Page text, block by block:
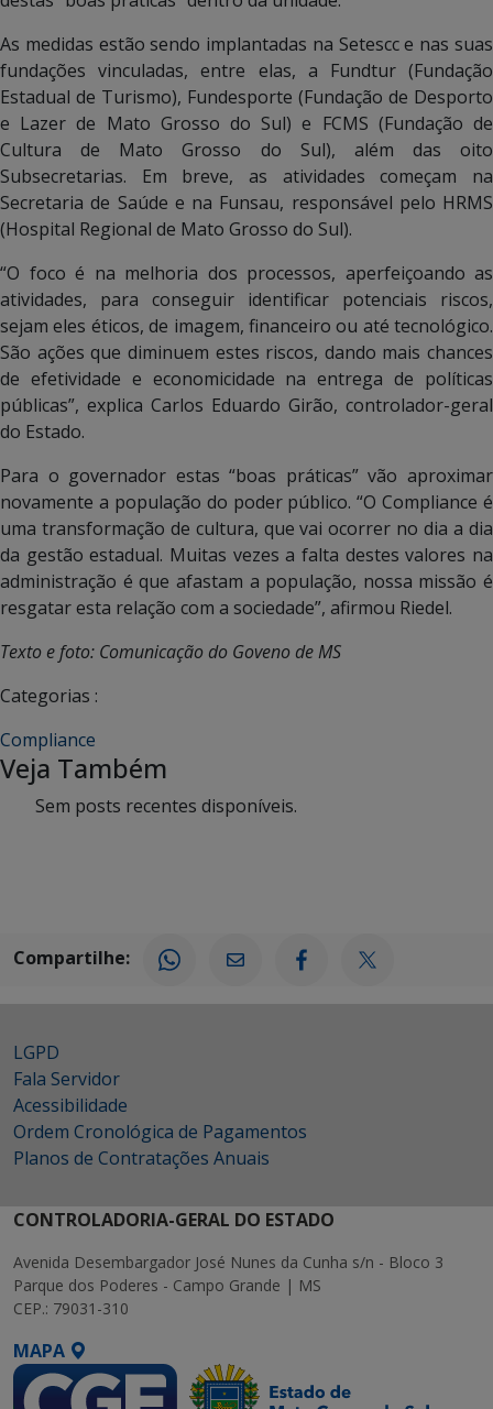
As medidas estão sendo implantadas na Setescc e nas suas
fundações vinculadas, entre elas, a Fundtur (Fundação
Estadual de Turismo), Fundesporte (Fundação de Desporto
e Lazer de Mato Grosso do Sul) e FCMS (Fundação de
Cultura de Mato Grosso do Sul), além das oito
Subsecretarias. Em breve, as atividades começam na
Secretaria de Saúde e na Funsau, responsável pelo HRMS
(Hospital Regional de Mato Grosso do Sul).
“O foco é na melhoria dos processos, aperfeiçoando as
atividades, para conseguir identificar potenciais riscos,
sejam eles éticos, de imagem, financeiro ou até tecnológico.
São ações que diminuem estes riscos, dando mais chances
de efetividade e economicidade na entrega de políticas
públicas”, explica Carlos Eduardo Girão, controlador-geral
do Estado.
Para o governador estas “boas práticas” vão aproximar
novamente a população do poder público. “O Compliance é
uma transformação de cultura, que vai ocorrer no dia a dia
da gestão estadual. Muitas vezes a falta destes valores na
administração é que afastam a população, nossa missão é
resgatar esta relação com a sociedade”, afirmou Riedel.
Texto e foto: Comunicação do Goveno de MS
Categorias :
Compliance
Veja Também
Sem posts recentes disponíveis.
Compartilhe:
LGPD
Fala Servidor
Acessibilidade
Ordem Cronológica de Pagamentos
Planos de Contratações Anuais
CONTROLADORIA-GERAL DO ESTADO
Avenida Desembargador José Nunes da Cunha s/n - Bloco 3
Parque dos Poderes - Campo Grande | MS
CEP.: 79031-310
MAPA